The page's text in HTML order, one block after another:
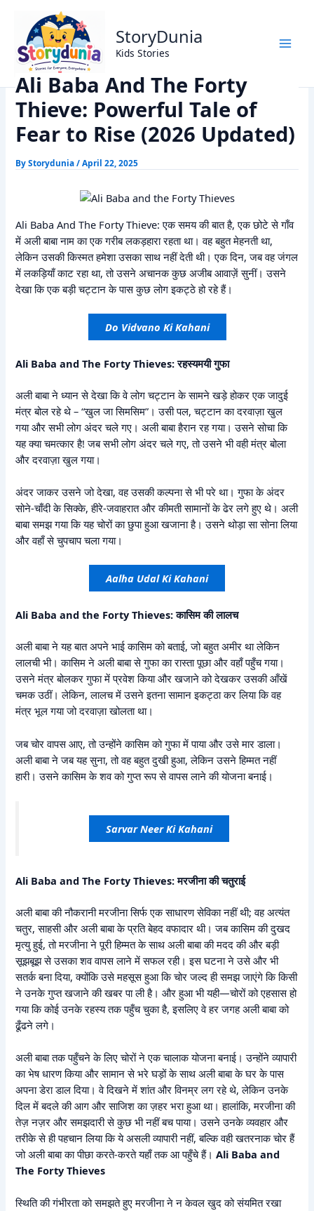
content
StoryDunia
Kids Stories
Home
Alif Laila Stories
Ali Baba And The Forty Thieve: Powerful Tale of Fear to Rise
(2026 Updated)
Ali Baba And The Forty
Thieve: Powerful Tale of
Fear to Rise (2026 Updated)
ByStorydunia/April 22, 2025
Ali Baba And The Forty Thieve: एक समय की बात है, एक छोटे से गाँव
में अली बाबा नाम का एक गरीब लकड़हारा रहता था। वह बहुत मेहनती था,
लेकिन उसकी किस्मत हमेशा उसका साथ नहीं देती थी। एक दिन, जब वह जंगल
में लकड़ियाँ काट रहा था, तो उसने अचानक कुछ अजीब आवाज़ें सुनीं। उसने
देखा कि एक बड़ी चट्टान के पास कुछ लोग इकट्ठे हो रहे हैं।
Do Vidvano Ki Kahani
Ali Baba and The Forty Thieves: रहस्यमयी गुफा
अली बाबा ने ध्यान से देखा कि वे लोग चट्टान के सामने खड़े होकर एक जादुई
मंत्र बोल रहे थे – “खुल जा सिमसिम”। उसी पल, चट्टान का दरवाज़ा खुल
गया और सभी लोग अंदर चले गए। अली बाबा हैरान रह गया। उसने सोचा कि
यह क्या चमत्कार है! जब सभी लोग अंदर चले गए, तो उसने भी वही मंत्र बोला
और दरवाज़ा खुल गया।
अंदर जाकर उसने जो देखा, वह उसकी कल्पना से भी परे था। गुफा के अंदर
सोने-चाँदी के सिक्के, हीरे-जवाहरात और कीमती सामानों के ढेर लगे हुए थे। अली
बाबा समझ गया कि यह चोरों का छुपा हुआ खजाना है। उसने थोड़ा सा सोना लिया
और वहाँ से चुपचाप चला गया।
Aalha Udal Ki Kahani
Ali Baba and the Forty Thieves: कासिम की लालच
अली बाबा ने यह बात अपने भाई कासिम को बताई, जो बहुत अमीर था लेकिन
लालची भी। कासिम ने अली बाबा से गुफा का रास्ता पूछा और वहाँ पहुँच गया।
उसने मंत्र बोलकर गुफा में प्रवेश किया और खजाने को देखकर उसकी आँखें
चमक उठीं। लेकिन, लालच में उसने इतना सामान इकट्ठा कर लिया कि वह
मंत्र भूल गया जो दरवाज़ा खोलता था।
जब चोर वापस आए, तो उन्होंने कासिम को गुफा में पाया और उसे मार डाला।
अली बाबा ने जब यह सुना, तो वह बहुत दुखी हुआ, लेकिन उसने हिम्मत नहीं
हारी। उसने कासिम के शव को गुप्त रूप से वापस लाने की योजना बनाई।
Sarvar Neer Ki Kahani
Ali Baba and The Forty Thieves: मरजीना की चतुराई
अली बाबा की नौकरानी मरजीना सिर्फ एक साधारण सेविका नहीं थी; वह अत्यंत
चतुर, साहसी और अली बाबा के प्रति बेहद वफादार थी। जब कासिम की दुखद
मृत्यु हुई, तो मरजीना ने पूरी हिम्मत के साथ अली बाबा की मदद की और बड़ी
सूझबूझ से उसका शव वापस लाने में सफल रही। इस घटना ने उसे और भी
सतर्क बना दिया, क्योंकि उसे महसूस हुआ कि चोर जल्द ही समझ जाएंगे कि किसी
ने उनके गुप्त खजाने की खबर पा ली है। और हुआ भी यही—चोरों को एहसास हो
गया कि कोई उनके रहस्य तक पहुँच चुका है, इसलिए वे हर जगह अली बाबा को
ढूँढने लगे।
अली बाबा तक पहुँचने के लिए चोरों ने एक चालाक योजना बनाई। उन्होंने व्यापारी
का भेष धारण किया और सामान से भरे घड़ों के साथ अली बाबा के घर के पास
अपना डेरा डाल दिया। वे दिखने में शांत और विनम्र लग रहे थे, लेकिन उनके
दिल में बदले की आग और साजिश का ज़हर भरा हुआ था। हालांकि, मरजीना की
तेज़ नज़र और समझदारी से कुछ भी नहीं बच पाया। उसने उनके व्यवहार और
तरीके से ही पहचान लिया कि ये असली व्यापारी नहीं, बल्कि वही खतरनाक चोर हैं
जो अली बाबा का पीछा करते-करते यहाँ तक आ पहुँचे हैं।Ali Baba and
The Forty Thieves
स्थिति की गंभीरता को समझते हुए मरजीना ने न केवल खुद को संयमित रखा